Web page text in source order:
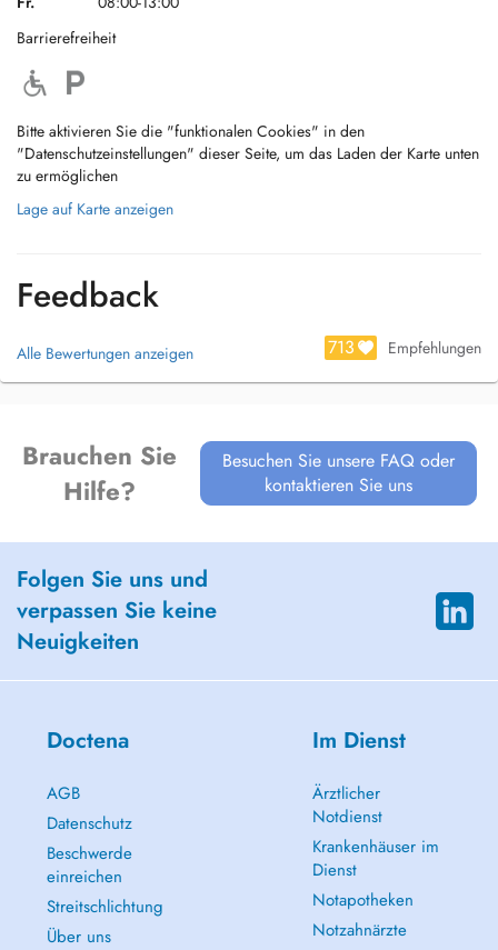
Barrierefreiheit
Bitte aktivieren Sie die "funktionalen Cookies" in den
"Datenschutzeinstellungen" dieser Seite, um das Laden der Karte unten
zu ermöglichen
Lage auf Karte anzeigen
Feedback
Alle Bewertungen anzeigen 713 Empfehlungen
Brauchen Sie
Hilfe?
Besuchen Sie unsere FAQ oder
kontaktieren Sie uns
Folgen Sie uns und
verpassen Sie keine
Neuigkeiten
Doctena
AGB
Datenschutz
Beschwerde
einreichen
Streitschlichtung
Über uns
Im Dienst
Ärztlicher
Notdienst
Krankenhäuser im
Dienst
Notapotheken
Notzahnärzte